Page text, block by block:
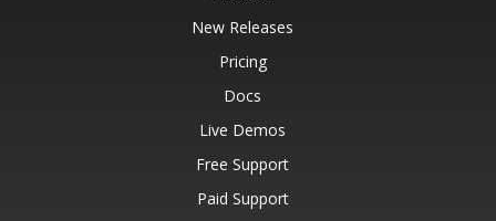
New Releases
Pricing
Docs
Live Demos
Free Support
Paid Support